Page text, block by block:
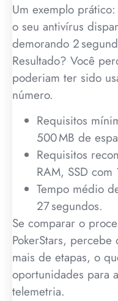
Um exemplo
o seu antivírus
demorando 2
Resultado? Você
poderiam ter sido
número.
Requisitos
500 MB de
Requisitos
RAM, SSD com
Tempo médio
27 segundos.
Se comparar o
PokerStars,
mais de etapas, o
oportunidades para
telemetria.